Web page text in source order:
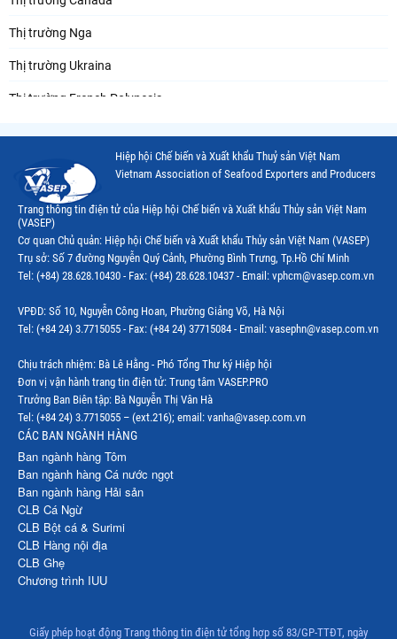
Thị trường Nga
Thị trường Ukraina
Thị trường French Polynesia
Thị trường Papua New Guinea
Thị trường New Zealand
Thị trường Đài Loan
Thị trường Hàn Quốc
Thị trường EU
Thị trường Nhật Bản
Thị trường Việt Nam
Hiệp hội Chế biến và Xuất khẩu Thuỷ sản Việt Nam
Vietnam Association of Seafood Exporters and Producers
Trang thông tin điện tử của Hiệp hội Chế biến và Xuất khẩu Thủy sản Việt Nam
(VASEP)
Cơ quan Chủ quản: Hiệp hội Chế biến và Xuất khẩu Thủy sản Việt Nam (VASEP)
Trụ sở: Số 7 đường Nguyễn Quý Cảnh, Phường Bình Trưng, Tp.Hồ Chí Minh
Tel: (+84) 28.628.10430 - Fax: (+84) 28.628.10437 - Email: vphcm@vasep.com.vn
VPĐD: Số 10, Nguyễn Công Hoan, Phường Giảng Võ, Hà Nội
Tel: (+84 24) 3.7715055 - Fax: (+84 24) 37715084 - Email: vasephn@vasep.com.vn
Chịu trách nhiệm: Bà Lê Hằng - Phó Tổng Thư ký Hiệp hội
Đơn vị vận hành trang tin điện tử: Trung tâm VASEP.PRO
Trưởng Ban Biên tập: Bà Nguyễn Thị Vân Hà
Tel: (+84 24) 3.7715055 – (ext.216); email: vanha@vasep.com.vn
CÁC BAN NGÀNH HÀNG
Ban ngành hàng Tôm
Ban ngành hàng Cá nước ngọt
Ban ngành hàng Hải sản
CLB Cá Ngừ
CLB Bột cá & Surimi
CLB Hàng nội địa
CLB Ghẹ
Chương trình IUU
Giấy phép hoạt động Trang thông tin điện tử tổng hợp số 83/GP-TTĐT, ngày